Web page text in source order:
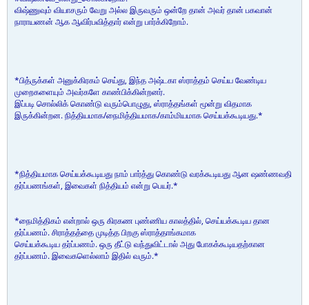
விஷ்ணுவும் வியாசரும் வேறு அல்ல இருவரும் ஒன்றே தான் அவர் தான் பகவான்
நாராயணன் ஆக ஆவிர்பவித்தார் என்று பார்க்கிறோம்.
*பித்ருக்கள் அனுக்கிரகம் செய்து, இந்த அஷ்டகா ஸ்ராத்தம் செய்ய வேண்டிய
முறைகளையும் அவர்களே காண்பிக்கின்றனர்.
இப்படி சொல்லிக் கொண்டு வரும்பொழுது, ஸ்ராத்தங்கள் மூன்று விதமாக
இருக்கின்றன. நித்தியமாக/நைமித்தியமாக/காம்மியமாக செய்யக்கூடியது.*
*நித்தியமாக செய்யக்கூடியது நாம் பார்த்து கொண்டு வரக்கூடியது ஆன ஷண்ணவதி
தர்ப்பணங்கள், இவைகள் நித்தியம் என்று பெயர்.*
*நைமித்திகம் என்றால் ஒரு கிரகண புண்ணிய காலத்தில், செய்யக்கூடிய தான
தர்ப்பணம். சிராத்தத்தை முடித்த பிறகு ஸ்ராத்தாங்கமாக
செய்யக்கூடிய தர்ப்பணம். ஒரு தீட்டு வந்துவிட்டால் அது போகக்கூடியதற்கான
தர்ப்பணம். இவைகளெல்லாம் இதில் வரும்.*